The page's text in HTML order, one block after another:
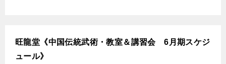
旺龍堂《中国伝統武術・教室＆講習会 6月期スケジ
ュール》